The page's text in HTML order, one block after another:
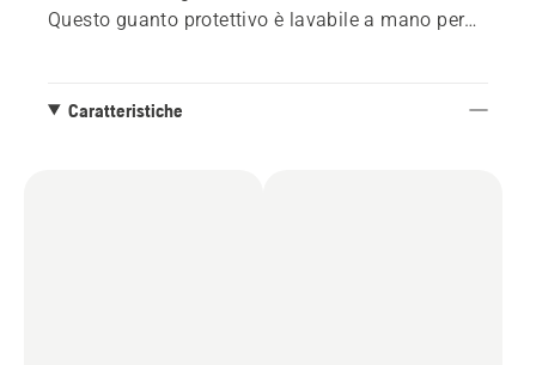
Questo guanto protettivo è lavabile a mano per
8,9,10,12.
Caratteristiche